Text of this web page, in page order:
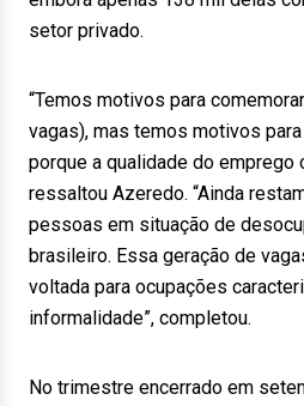
setor privado.
“Temos motivos para
vagas), mas temos motivos
porque a qualidade do emprego
ressaltou Azeredo. “Ainda
pessoas em situação de
brasileiro. Essa geração de
voltada para ocupações
informalidade”, completou.
No trimestre encerrado em